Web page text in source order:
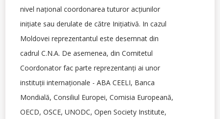
nivel naţional coordonarea tuturor acţiunilor
iniţiate sau derulate de către Iniţiativă. In cazul
Moldovei reprezentantul este desemnat din
cadrul C.N.A. De asemenea, din Comitetul
Coordonator fac parte reprezentanţi ai unor
instituţii internaţionale - ABA CEELI, Banca
Mondială, Consiliul Europei, Comisia Europeană,
OECD, OSCE, UNODC, Open Society Institute,